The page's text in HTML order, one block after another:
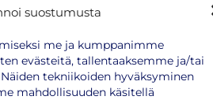
suostumusta
me ja kumppanimme
evästeitä, tallentaaksemme ja/tai
tekniikoiden hyväksyminen
mahdollisuuden käsitellä